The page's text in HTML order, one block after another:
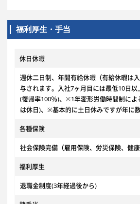
福利厚生・手当
休日休暇
週休二日制、年間有給休暇（有給休暇は
与されます。入社7ヶ月目には最低10日
(復帰率100％)、※1年変形労働時間制によ
は休日)、※基本的に土日休みですが年に
各種保険
社会保険完備（雇用保険、労災保険、健康
福利厚生
退職金制度(3年経過後から)